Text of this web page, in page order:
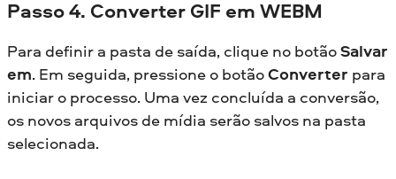
Passo 4. Converter GIF em WEBM
Para definir a pasta de saída, clique no botãoSalvar
em. Em seguida, pressione o botãoConverter para
iniciar o processo. Uma vez concluída a conversão,
os novos arquivos de mídia serão salvos na pasta
selecionada.